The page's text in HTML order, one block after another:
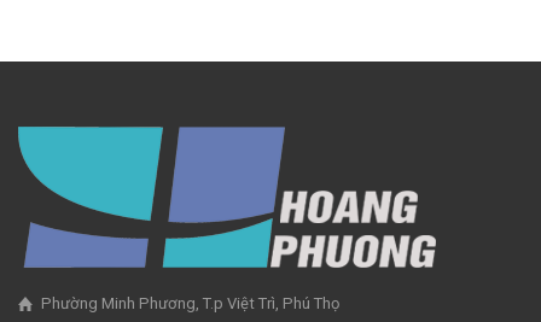
Phường Minh Phương, T.p Việt Trì, Phú Thọ